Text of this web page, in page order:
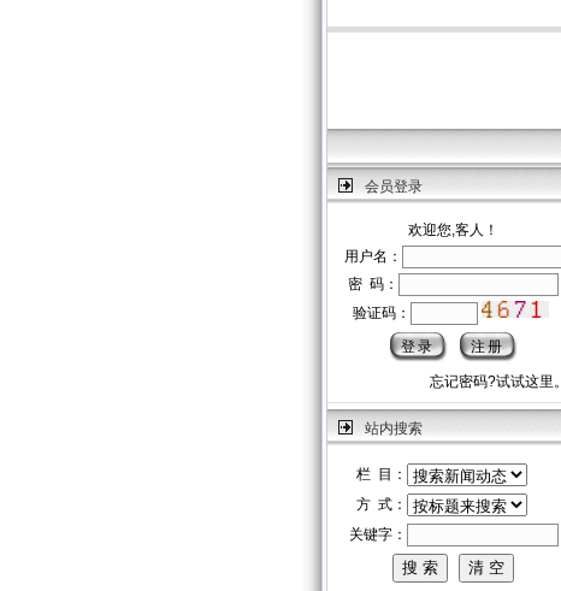
会员登录
欢迎您,客人！
用户名：
密 码：
验证码：
忘记密码?试试这里。
站内搜索
栏 目：
方 式：
关键字：